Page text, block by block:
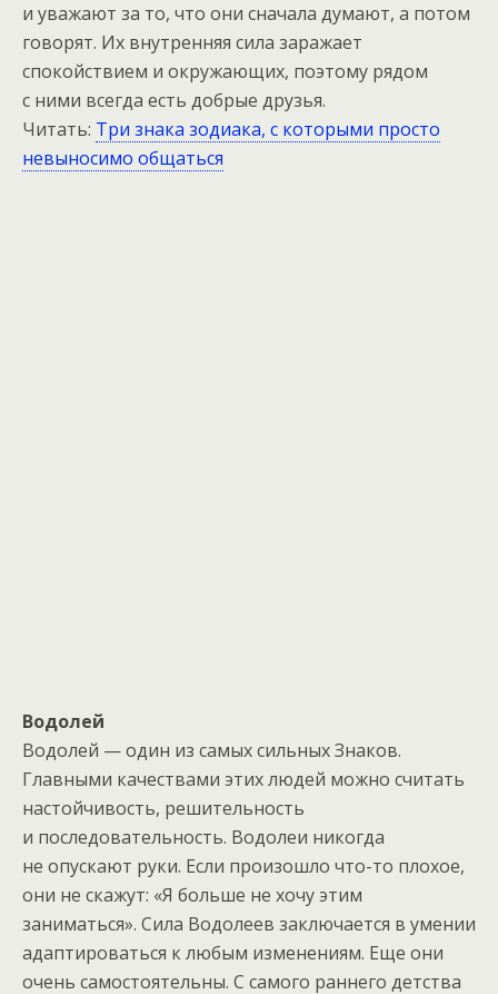
и уважают за то, что они сначала думают, а потом
говорят. Их внутренняя сила заражает
спокойствием и окружающих, поэтому рядом
с ними всегда есть добрые друзья.
Читать: Три знака зодиака, с которыми просто
невыносимо общаться
Водолей
Водолей — один из самых сильных Знаков.
Главными качествами этих людей можно считать
настойчивость, решительность
и последовательность. Водолеи никогда
не опускают руки. Если произошло что-то плохое,
они не скажут: «Я больше не хочу этим
заниматься». Сила Водолеев заключается в умении
адаптироваться к любым изменениям. Еще они
очень самостоятельны. С самого раннего детства